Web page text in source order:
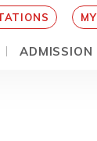
ADMISSION